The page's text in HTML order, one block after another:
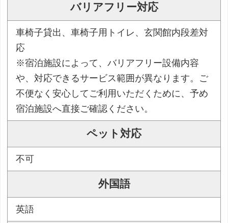
バリアフリー対応
車椅子貸出、車椅子用トイレ、玄関館内段差対
応
※宿泊施設によって、バリアフリー設備内容
や、対応できるサービス範囲が異なります。ご
不便なく安心してご利用いただくために、予め
宿泊施設へ直接ご確認ください。
ペット対応
不可
外国語
英語